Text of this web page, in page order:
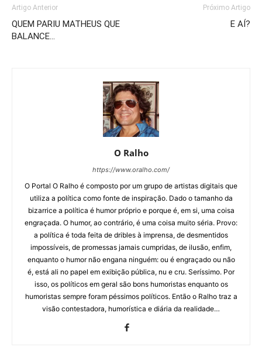
Artigo Anterior
QUEM PARIU MATHEUS QUE
BALANCE…
Próximo Artigo
E AÍ?
O Ralho
https://www.oralho.com/
O Portal O Ralho é composto por um grupo de artistas digitais que
utiliza a política como fonte de inspiração. Dado o tamanho da
bizarrice a política é humor próprio e porque é, em si, uma coisa
engraçada. O humor, ao contrário, é uma coisa muito séria. Provo:
a política é toda feita de dribles à imprensa, de desmentidos
impossíveis, de promessas jamais cumpridas, de ilusão, enfim,
enquanto o humor não engana ninguém: ou é engraçado ou não
é, está ali no papel em exibição pública, nu e cru. Seríssimo. Por
isso, os políticos em geral são bons humoristas enquanto os
humoristas sempre foram péssimos políticos. Então o Ralho traz a
visão contestadora, humorística e diária da realidade…